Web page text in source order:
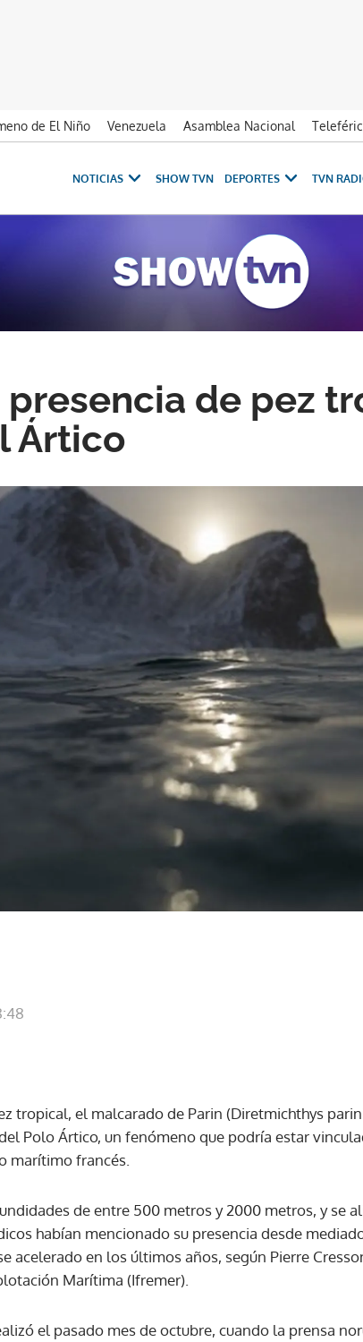
de El Niño Venezuela Asamblea Nacional
NOTICIAS SHOW TVN DEPORTES TVN
de pez
Ártico
tropical, el malcarado de Parin (Diretmichthys
Polo Ártico, un fenómeno que podría estar
marítimo francés.
de entre 500 metros y 2000 metros, y se
habían mencionado su presencia desde
acelerado en los últimos años, según Pierre
Marítima (Ifremer).
el pasado mes de octubre, cuando la prensa